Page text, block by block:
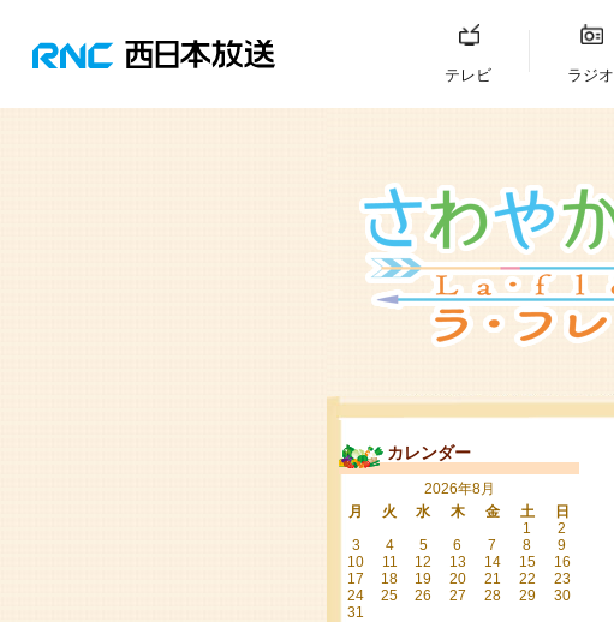
テレビ ラジオ
カレンダー
2026年8月
月
火 水 木 金 土
日
1
2
3
4 5 6 7 8
9
10
11 12 13 14 15
16
17
18 19 20 21 22
23
24
25 26 27 28 29
30
31